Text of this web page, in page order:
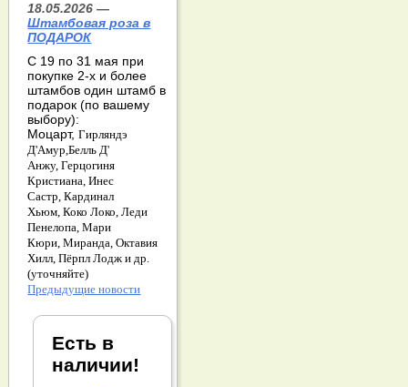
18.05.2026 —
Штамбовая роза в
ПОДАРОК
С 19 по 31 мая при
покупке 2-х и более
штамбов один штамб в
подарок (по вашему
выбору):
Моцарт,Гирляндэ
Д'Амур,Белль Д'
Анжу,Герцогиня
Кристиана,Инес
Састр,Кардинал
Хьюм,Коко Локо,Леди
Пенелопа,Мари
Кюри,Миранда,Октавия
Хилл,Пёрпл Лодж и др.
(уточняйте)
Предыдущие новости
Есть в
наличии!